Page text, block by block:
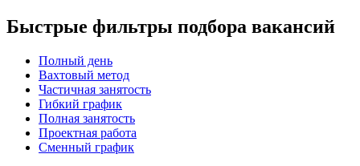
Быстрые фильтры подбора вакансий
Полный день
Вахтовый метод
Частичная занятость
Гибкий график
Полная занятость
Проектная работа
Сменный график